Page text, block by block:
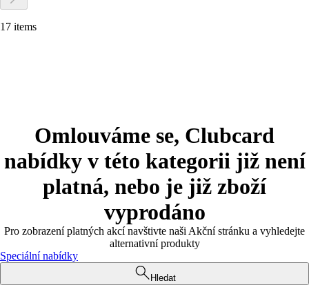
17 items
Omlouváme se, Clubcard
nabídky v této kategorii již není
platná, nebo je již zboží
vyprodáno
Pro zobrazení platných akcí navštivte naši Akční stránku a vyhledejte
alternativní produkty
Speciální nabídky
Hledat